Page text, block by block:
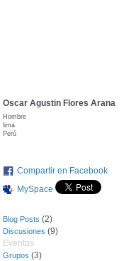
Oscar Agustin Flores Arana
Hombre
lima
Perú
Compartir en Facebook
MySpace
Blog Posts (2)
Discusiones (9)
Eventos
Grupos (3)